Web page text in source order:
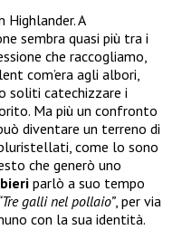
A
sembra quasi più tra i
che raccogliamo,
com’era agli albori,
soliti catechizzare i
Ma più un confronto
diventare un terreno di
come lo sono
che generò uno
parlò a suo tempo
galli nel pollaio”, per via
con la sua identità.